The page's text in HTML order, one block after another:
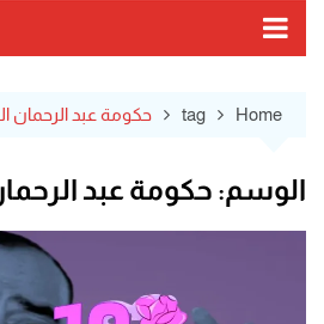
Home
tag حكومة عبد الرحمان
الوسم: حكومة عبد